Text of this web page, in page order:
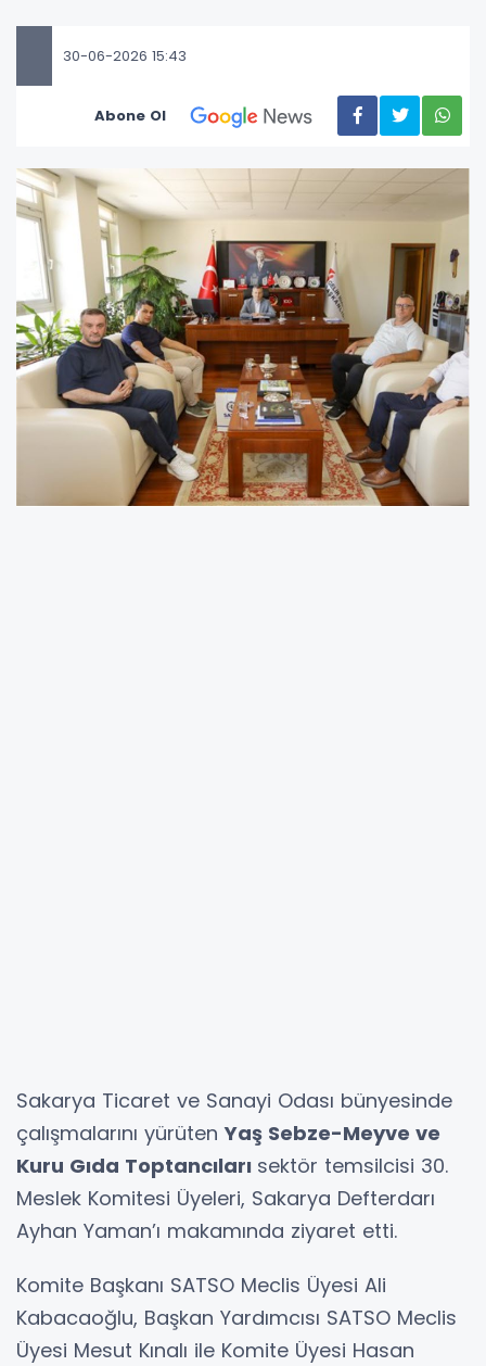
30-06-2026 15:43
Abone Ol
Sakarya Ticaret ve Sanayi Odası bünyesinde
çalışmalarını yürüten Yaş Sebze-Meyve ve
Kuru Gıda Toptancıları sektör temsilcisi 30.
Meslek Komitesi Üyeleri, Sakarya Defterdarı
Ayhan Yaman’ı makamında ziyaret etti.
Komite Başkanı SATSO Meclis Üyesi Ali
Kabacaoğlu, Başkan Yardımcısı SATSO Meclis
Üyesi Mesut Kınalı ile Komite Üyesi Hasan